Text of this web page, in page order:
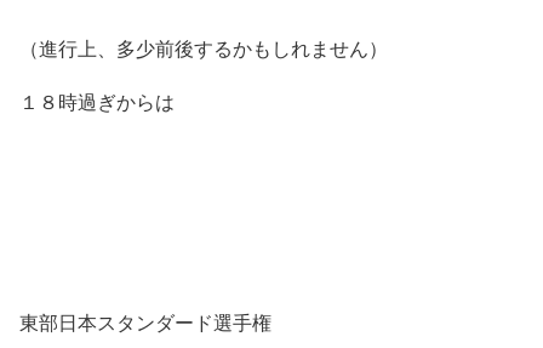
（進行上、多少前後するかもしれません）
１８時過ぎからは
東部日本スタンダード選手権